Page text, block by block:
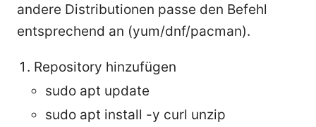
andere Distributionen passe den Befehl
entsprechend an (yum/dnf/pacman).
Repository hinzufügen
sudo apt update
sudo apt install -y curl unzip